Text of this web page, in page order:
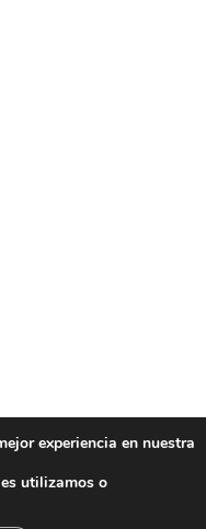
experiencia en nuestra
utilizamos o